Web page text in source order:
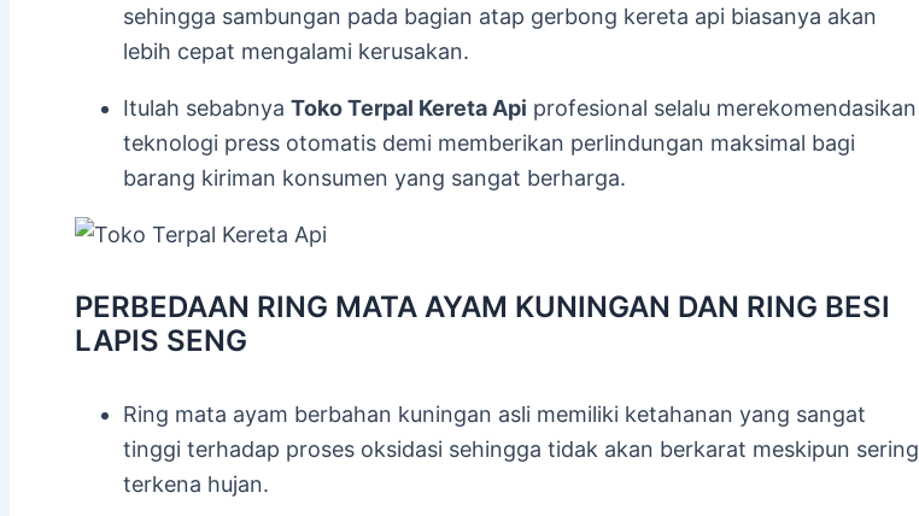
sehingga sambungan pada bagian atap gerbong kereta api biasanya akan
lebih cepat mengalami kerusakan.
Itulah sebabnya Toko Terpal Kereta Api profesional selalu merekomendasikan
teknologi press otomatis demi memberikan perlindungan maksimal bagi
barang kiriman konsumen yang sangat berharga.
PERBEDAAN RING MATA AYAM KUNINGAN DAN RING BESI
LAPIS SENG
Ring mata ayam berbahan kuningan asli memiliki ketahanan yang sangat
tinggi terhadap proses oksidasi sehingga tidak akan berkarat meskipun sering
terkena hujan.